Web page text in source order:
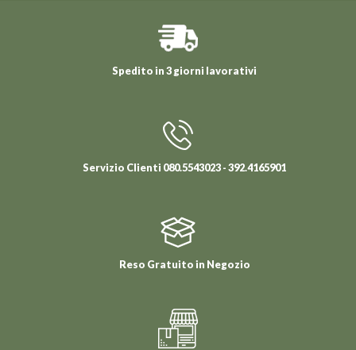
Spedito in 3 giorni lavorativi
Servizio Clienti 080.5543023 - 392.4165901
Reso Gratuito in Negozio